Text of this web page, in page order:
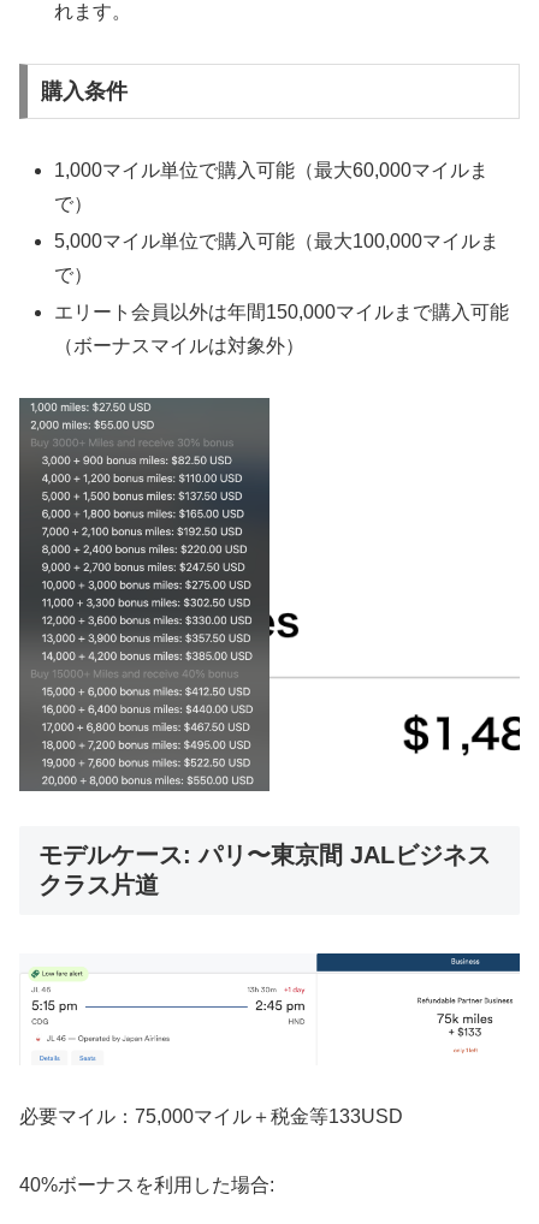
れます。
購入条件
1,000マイル単位で購入可能（最大60,000マイルま
で）
5,000マイル単位で購入可能（最大100,000マイルま
で）
エリート会員以外は年間150,000マイルまで購入可能
（ボーナスマイルは対象外）
モデルケース: パリ〜東京間 JALビジネス
クラス片道
必要マイル：75,000マイル＋税金等133USD
40%ボーナスを利用した場合: